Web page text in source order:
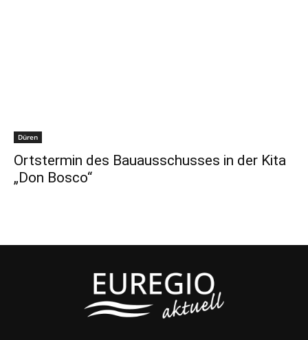
Düren
Ortstermin des Bauausschusses in der Kita
„Don Bosco“